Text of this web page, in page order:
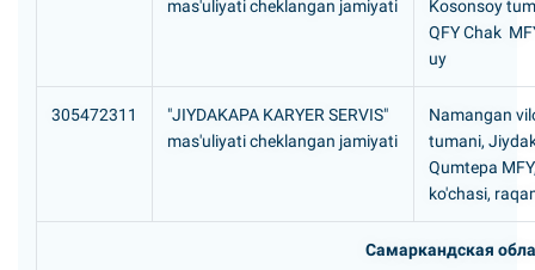
mas'uliyati cheklangan jamiyati
Kosonsoy
QFY Chak
uy
305472311
"JIYDAKAPA KARYER SERVIS"
mas'uliyati cheklangan jamiyati
Namangan
tumani,
Qumtepa
ko'chasi,
Самаркандская